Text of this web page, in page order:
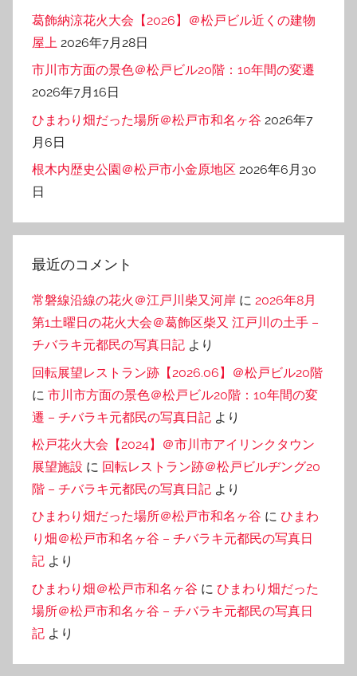
葛飾納涼花火大会【2026】＠松戸ビル近くの建物
屋上 2026年7月28日
市川市方面の景色＠松戸ビル20階：10年間の変遷
2026年7月16日
ひまわり畑だった場所＠松戸市和名ヶ谷 2026年7
月6日
根木内歴史公園＠松戸市小金原地区 2026年6月30
日
最近のコメント
常磐線沿線の花火＠江戸川柴又河岸 に 2026年8月
第1土曜日の花火大会＠葛飾区柴又 江戸川の土手 –
チバラキ元都民の写真日記 より
回転展望レストラン跡【2026.06】＠松戸ビル20階
に 市川市方面の景色＠松戸ビル20階：10年間の変
遷 – チバラキ元都民の写真日記 より
松戸花火大会【2024】＠市川市アイリンクタウン
展望施設 に 回転レストラン跡＠松戸ビルヂング20
階 – チバラキ元都民の写真日記 より
ひまわり畑だった場所＠松戸市和名ヶ谷 に ひまわ
り畑＠松戸市和名ヶ谷 – チバラキ元都民の写真日
記 より
ひまわり畑＠松戸市和名ヶ谷 に ひまわり畑だった
場所＠松戸市和名ヶ谷 – チバラキ元都民の写真日
記 より